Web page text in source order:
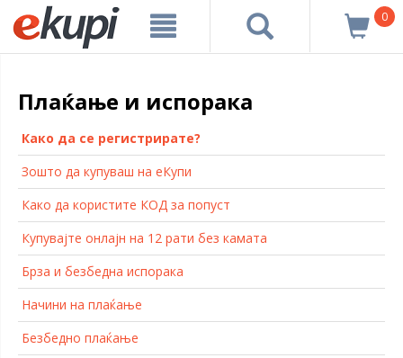
0
Плаќање и испорака
Како да се регистрирате?
Зошто да купуваш на еКупи
Како да користите КОД за попуст
Купувајте онлајн на 12 рати без камата
Брза и безбедна испорака
Начини на плаќање
Безбедно плаќање